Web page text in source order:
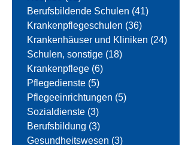
Berufsbildende Schulen (41)
Krankenpflegeschulen (36)
Krankenhäuser und Kliniken (24)
Schulen, sonstige (18)
Krankenpflege (6)
Pflegedienste (5)
Pflegeeinrichtungen (5)
Sozialdienste (3)
Berufsbildung (3)
Gesundheitswesen (3)